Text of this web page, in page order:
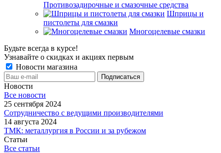
Противозадирочные и смазочные средства
Шприцы и
пистолеты для смазки
Многоцелевые смазки
Будьте всегда в курсе!
Узнавайте о скидках и акциях первым
Новости магазина
Новости
Все новости
25 сентября 2024
Сотрудничество с ведущими производителями
14 августа 2024
ТМК: металлургия в России и за рубежом
Статьи
Все статьи